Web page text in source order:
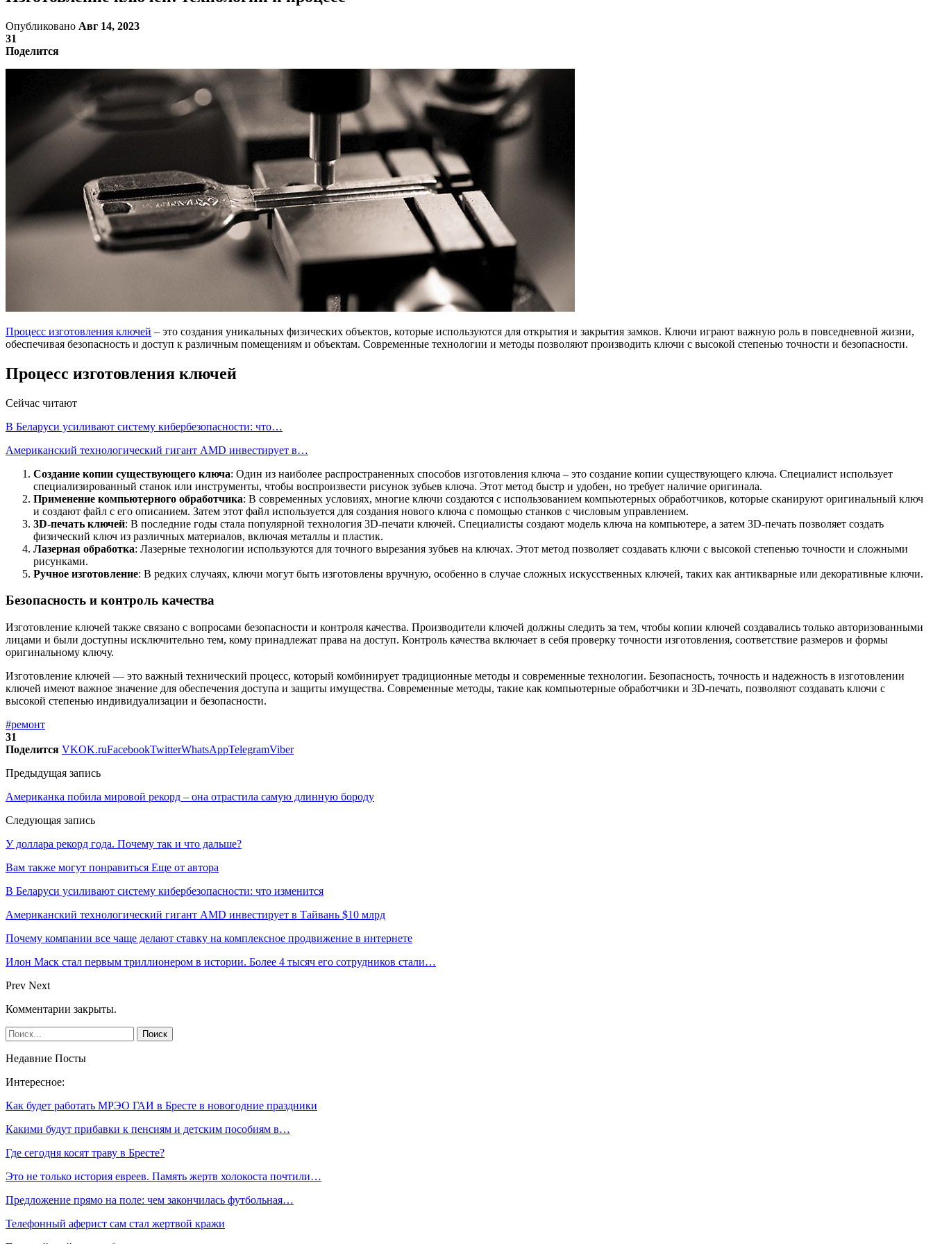
Опубликовано Авг 14, 2023
31
Поделится
Процесс изготовления ключей – это создания уникальных физических объектов, которые используются для открытия и закрытия замков. Ключи играют важную роль в повседневной жизни,
обеспечивая безопасность и доступ к различным помещениям и объектам. Современные технологии и методы позволяют производить ключи с высокой степенью точности и безопасности.
Процесс изготовления ключей
Сейчас читают
В Беларуси усиливают систему кибербезопасности: что…
Американский технологический гигант AMD инвестирует в…
Создание копии существующего ключа: Один из наиболее распространенных способов изготовления ключа – это создание копии существующего ключа. Специалист использует
специализированный станок или инструменты, чтобы воспроизвести рисунок зубьев ключа. Этот метод быстр и удобен, но требует наличие оригинала.
Применение компьютерного обработчика: В современных условиях, многие ключи создаются с использованием компьютерных обработчиков, которые сканируют оригинальный ключ
и создают файл с его описанием. Затем этот файл используется для создания нового ключа с помощью станков с числовым управлением.
3D-печать ключей: В последние годы стала популярной технология 3D-печати ключей. Специалисты создают модель ключа на компьютере, а затем 3D-печать позволяет создать
физический ключ из различных материалов, включая металлы и пластик.
Лазерная обработка: Лазерные технологии используются для точного вырезания зубьев на ключах. Этот метод позволяет создавать ключи с высокой степенью точности и сложными
рисунками.
Ручное изготовление: В редких случаях, ключи могут быть изготовлены вручную, особенно в случае сложных искусственных ключей, таких как антикварные или декоративные ключи.
Безопасность и контроль качества
Изготовление ключей также связано с вопросами безопасности и контроля качества. Производители ключей должны следить за тем, чтобы копии ключей создавались только авторизованными
лицами и были доступны исключительно тем, кому принадлежат права на доступ. Контроль качества включает в себя проверку точности изготовления, соответствие размеров и формы
оригинальному ключу.
Изготовление ключей — это важный технический процесс, который комбинирует традиционные методы и современные технологии. Безопасность, точность и надежность в изготовлении
ключей имеют важное значение для обеспечения доступа и защиты имущества. Современные методы, такие как компьютерные обработчики и 3D-печать, позволяют создавать ключи с
высокой степенью индивидуализации и безопасности.
#ремонт
31
Поделится VKOK.ruFacebookTwitterWhatsAppTelegramViber
Предыдущая запись
Американка побила мировой рекорд – она отрастила самую длинную бороду
Следующая запись
У доллара рекорд года. Почему так и что дальше?
Вам также могут понравиться Еще от автора
В Беларуси усиливают систему кибербезопасности: что изменится
Американский технологический гигант AMD инвестирует в Тайвань $10 млрд
Почему компании все чаще делают ставку на комплексное продвижение в интернете
Илон Маск стал первым триллионером в истории. Более 4 тысяч его сотрудников стали…
Prev Next
Комментарии закрыты.
Недавние Посты
Интересное:
Как будет работать МРЭО ГАИ в Бресте в новогодние праздники
Какими будут прибавки к пенсиям и детским пособиям в…
Где сегодня косят траву в Бресте?
Это не только история евреев. Память жертв холокоста почтили…
Предложение прямо на поле: чем закончилась футбольная…
Телефонный аферист сам стал жертвой кражи